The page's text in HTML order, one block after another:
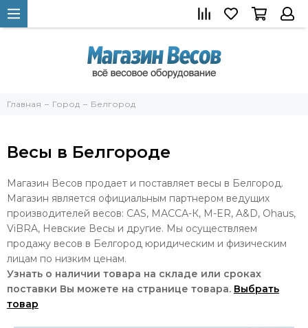
Главная Город Белгород
Весы в Белгороде
Магазин Весов продает и поставляет весы в Белгород.
Магазин является официальным партнером ведущих
производителей весов: CAS, МАССА-К, M-ER, A&D, Ohaus,
ViBRA, Невские Весы и другие. Мы осуществляем
продажу весов в Белгород юридическим и физическим
лицам по низким ценам.
Узнать о наличии товара на складе или сроках
поставки Вы можете на странице товара. Выбрать
товар